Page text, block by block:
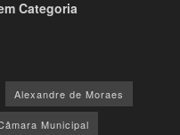
Categoria
Alexandre de Moraes
Municipal